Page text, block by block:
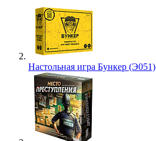
Настольная игра Бункер (Э051)